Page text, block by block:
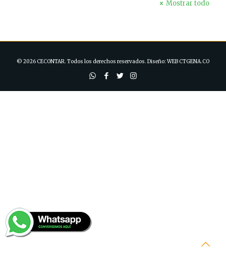
Mostrar todo
© 2026 CECONTAR. Todos los derechos reservados. Diseño:WEB CTGENA.CO